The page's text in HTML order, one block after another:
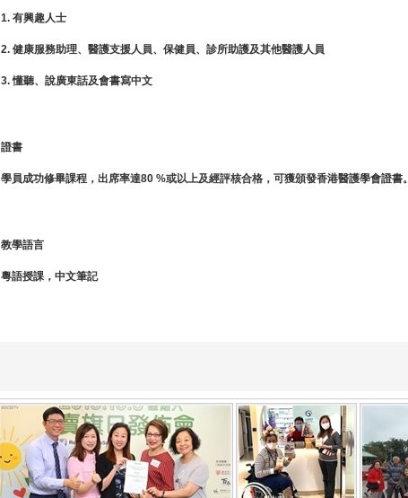
1. 有興趣人士
2. 健康服務助理、 醫護支援人 員、 保健員、 診所助護及其他醫護人 員
3. 懂聽、說廣東話及會書寫中文
證書
學員成功修畢課程，出席率達80 %或以上及經評核合格，可獲頒發香港醫護學會證書。
教學語言
粵語授課，中文筆記